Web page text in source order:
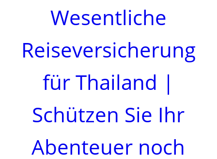
V
i
d
Wesentliche
Reiseversicherung
für Thailand |
Schützen Sie Ihr
Abenteuer noch